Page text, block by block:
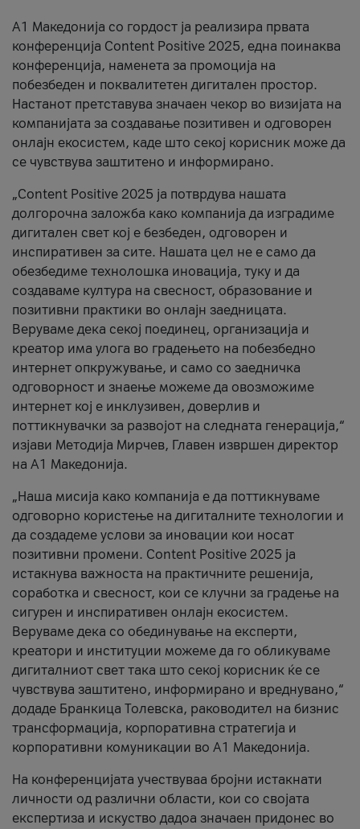
А1 Македонија со гордост ја реализира првата
конференција Content Positive 2025, една поинаква
конференција, наменета за промоција на
побезбеден и поквалитетен дигитален простор.
Настанот претставува значаен чекор во визијата на
компанијата за создавање позитивен и одговорен
онлајн екосистем, каде што секој корисник може да
се чувствува заштитено и информирано.
„Content Positive 2025 ја потврдува нашата
долгорочна заложба како компанија да изградиме
дигитален свет кој е безбеден, одговорен и
инспиративен за сите. Нашата цел не е само да
обезбедиме технолошка иновација, туку и да
создаваме култура на свесност, образование и
позитивни практики во онлајн заедницата.
Веруваме дека секој поединец, организација и
креатор има улога во градењето на побезбедно
интернет опкружување, и само со заедничка
одговорност и знаење можеме да овозможиме
интернет кој е инклузивен, доверлив и
поттикнувачки за развојот на следната генерација,“
изјави Методија Мирчев, Главен извршен директор
на А1 Македонија.
„Наша мисија како компанија е да поттикнуваме
одговорно користење на дигиталните технологии и
да создадеме услови за иновации кои носат
позитивни промени. Content Positive 2025 ја
истакнува важноста на практичните решенија,
соработка и свесност, кои се клучни за градење на
сигурен и инспиративен онлајн екосистем.
Веруваме дека со обединување на експерти,
креатори и институции можеме да го обликуваме
дигиталниот свет така што секој корисник ќе се
чувствува заштитено, информирано и вреднувано,“
додаде Бранкица Толевска, раководител на бизнис
трансформација, корпоративна стратегија и
корпоративни комуникации во А1 Македонија.
На конференцијата учествуваа бројни истакнати
личности од различни области, кои со својата
експертиза и искуство дадоа значаен придонес во